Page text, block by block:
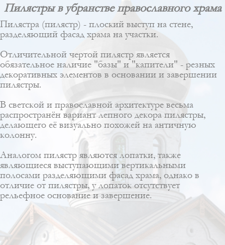
Пилястры в убранстве православного храма
Пилястра (пилястр) - плоский выступ на стене,
разделяющий фасад храма на участки.
Отличительной чертой пилястр является
обязательное наличие "базы" и "капители" - резных
декоративных элементов в основании и завершении
пилястры.
В светской и православной архитектуре весьма
распространён вариант лепного декора пилястры,
делающего её визуально похожей на античную
колонну.
Аналогом пилястр являются лопатки, также
являющиеся выступающими вертикальными
полосами разделяющими фасад храма, однако в
отличие от пилястры, у лопаток отсутствует
рельефное основание и завершение.